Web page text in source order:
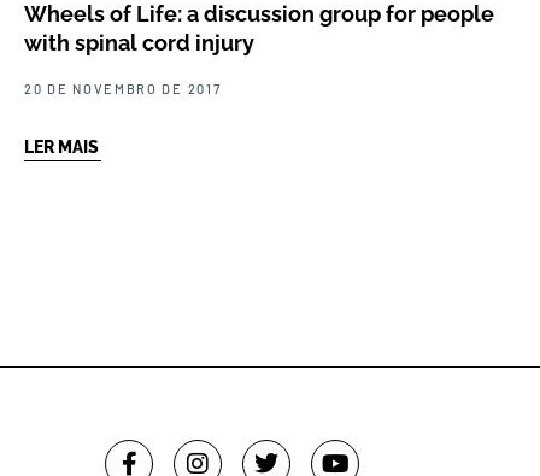
Wheels of Life: a discussion group for people
with spinal cord injury
20 DE NOVEMBRO DE 2017
LER MAIS